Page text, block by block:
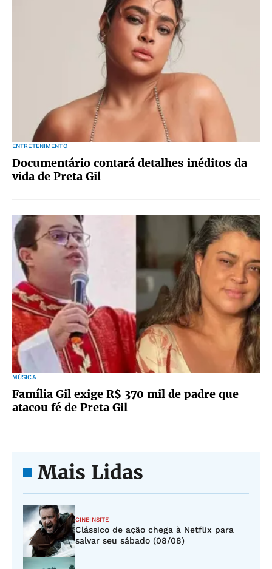
ENTRETENIMENTO
Documentário contará detalhes inéditos da
vida de Preta Gil
MÚSICA
Família Gil exige R$ 370 mil de padre que
atacou fé de Preta Gil
Mais Lidas
CINEINSITE
Clássico de ação chega à Netflix para
salvar seu sábado (08/08)